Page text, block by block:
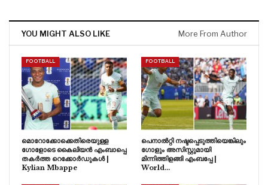
YOU MIGHT ALSO LIKE More From Author
FOOTBALL
മൊറോക്കോക്കെതിരെയുള്ള
ഗോളോടെ കൈലിയൻ എംബാപ്പെ
തകർത്ത റെക്കോർഡുകൾ |
Kylian Mbappe
FOOTBALL
പെനാൽറ്റി നഷ്ടപ്പെടുത്തിയെങ്കിലും
ഗോളും അസിസ്റ്റുമായി
മിന്നിത്തിളങ്ങി എംബപ്പേ |
World…